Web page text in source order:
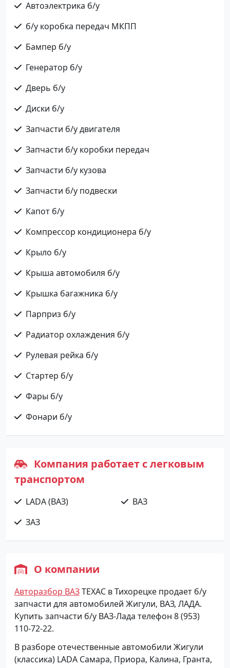
Автоэлектрика б/у
б/у коробка передач МКПП
Бампер б/у
Генератор б/у
Дверь б/у
Диски б/у
Запчасти б/у двигателя
Запчасти б/у коробки передач
Запчасти б/у кузова
Запчасти б/у подвески
Капот б/у
Компрессор кондиционера б/у
Крыло б/у
Крыша автомобиля б/у
Крышка багажника б/у
Парприз б/у
Радиатор охлаждения б/у
Рулевая рейка б/у
Стартер б/у
Фары б/у
Фонари б/у
Компания работает с легковым
транспортом
LADA (ВАЗ)
ВАЗ
ЗАЗ
О компании
Авторазбор ВАЗТЕХАС в Тихорецке продает б/у
запчасти для автомобилей Жигули, ВАЗ, ЛАДА.
Купить запчасти б/у ВАЗ-Лада телефон 8 (953)
110-72-22.
В разборе отечественные автомобили Жигули
(классика) LADA Самара, Приора, Калина, Гранта,